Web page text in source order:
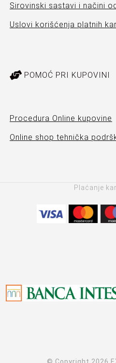
Sirovinski sastavi i načini
Uslovi korišćenja platnih
POMOĆ PRI KUPOVINI
Procedura Online kupovine
Online shop tehnička
© Copyright 2026
Plaćanje